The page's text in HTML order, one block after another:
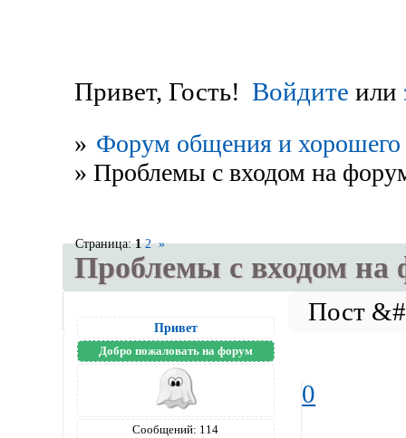
Привет, Гость! Войдите или
» Форум общения и хорошего
» Проблемы с входом на
Проблемы с входом на
Страница:1 2 »
Привет
Добро пожаловать на форум
Сообщений: 114
0